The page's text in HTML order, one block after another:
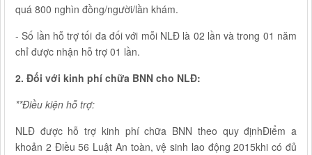
quá 800 nghìn đồng/người/lần khám.
- Số lần hỗ trợ tối đa đối với mỗi NLĐ là 02 lần và trong 01 năm
chỉ được nhận hỗ trợ 01 lần.
2. Đối với kinh phí chữa BNN cho NLĐ:
**Điều kiện hỗ trợ:
NLĐ được hỗ trợ kinh phí chữa BNN theo quy địnhĐiểm a
khoản 2 Điều 56 Luật An toàn, vệ sinh lao động 2015khi có đủ